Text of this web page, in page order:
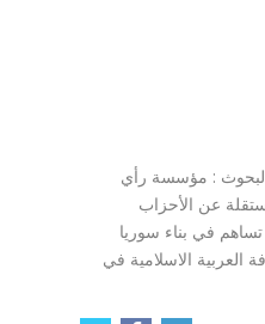
: مؤسسة رأي
عن الأحزاب
تساهم في بناء سوريا
العربية الاسلامية في